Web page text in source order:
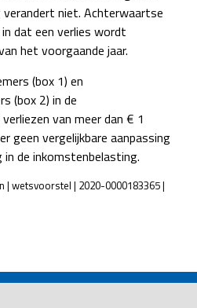
niet. Achterwaartse
dat een verlies wordt
het voorgaande jaar.
(box 1) en
(box 2) in de
van meer dan € 1
geen vergelijkbare aanpassing
in de inkomstenbelasting.
| wetsvoorstel | 2020-0000183365 |